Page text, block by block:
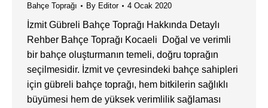
Bahçe Toprağı By Editor 4 Ocak 2020
İzmit Gübreli Bahçe Toprağı Hakkında Detaylı
Rehber Bahçe Toprağı Kocaeli Doğal ve verimli
bir bahçe oluşturmanın temeli, doğru toprağın
seçilmesidir. İzmit ve çevresindeki bahçe sahipleri
için gübreli bahçe toprağı, hem bitkilerin sağlıklı
büyümesi hem de yüksek verimlilik sağlaması